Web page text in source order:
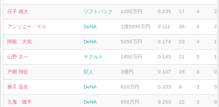
庄子 雄大 ソフトバンク 1200万円 0.235 17 4 2
アンソニー・ケイ DeNA 1億5000万円 0.111 36 4 2
関根 大気 DeNA 5350万円 0.174 23 4 1
山野 太一 ヤクルト 1400万円 0.143 21 3 1
戸郷 翔征 巨人 3億円 0.107 28 3 0
勝又 温史 DeNA 620万円 0.333 9 3 0
九鬼 隆平 DeNA 650万円 0.250 12 3 0